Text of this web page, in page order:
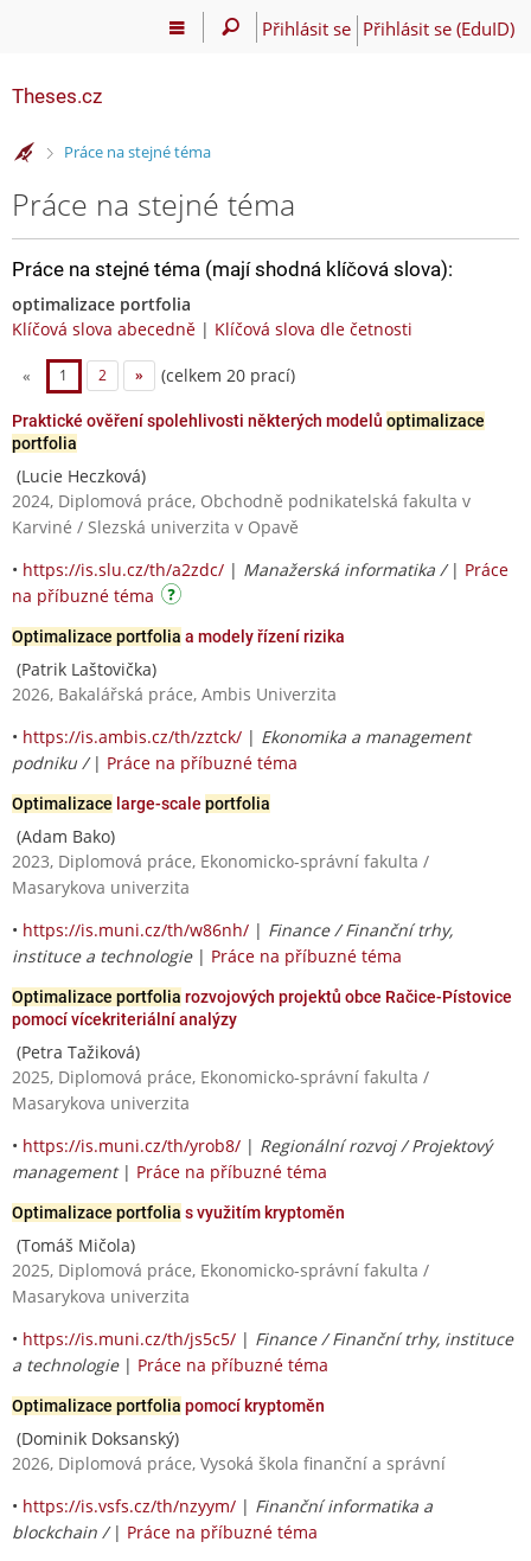
Přihlásit se Přihlásit se (EduID)
Theses.cz
>Práce na stejné téma
Práce na stejné téma
Práce na stejné téma (mají shodná klíčová slova):
optimalizace portfolia
Klíčová slova abecedně | Klíčová slova dle četnosti
« 1 2 » (celkem 20 prací)
Praktické ověření spolehlivosti některých modelů optimalizace
portfolia
(Lucie Heczková)
2024, Diplomová práce, Obchodně podnikatelská fakulta v
Karviné / Slezská univerzita v Opavě
• https://is.slu.cz/th/a2zdc/ | Manažerská informatika / | Práce
na příbuzné téma
Optimalizace portfolia a modely řízení rizika
(Patrik Laštovička)
2026, Bakalářská práce, Ambis Univerzita
• https://is.ambis.cz/th/zztck/ | Ekonomika a management
podniku / | Práce na příbuzné téma
Optimalizace large-scale portfolia
(Adam Bako)
2023, Diplomová práce, Ekonomicko-správní fakulta /
Masarykova univerzita
• https://is.muni.cz/th/w86nh/ | Finance / Finanční trhy,
instituce a technologie| Práce na příbuzné téma
Optimalizace portfolia rozvojových projektů obce Račice-Pístovice
pomocí vícekriteriální analýzy
(Petra Tažiková)
2025, Diplomová práce, Ekonomicko-správní fakulta /
Masarykova univerzita
• https://is.muni.cz/th/yrob8/ | Regionální rozvoj / Projektový
management| Práce na příbuzné téma
Optimalizace portfolia s využitím kryptoměn
(Tomáš Mičola)
2025, Diplomová práce, Ekonomicko-správní fakulta /
Masarykova univerzita
• https://is.muni.cz/th/js5c5/ | Finance / Finanční trhy, instituce
a technologie| Práce na příbuzné téma
Optimalizace portfolia pomocí kryptoměn
(Dominik Doksanský)
2026, Diplomová práce, Vysoká škola finanční a správní
• https://is.vsfs.cz/th/nzyym/ | Finanční informatika a
blockchain / | Práce na příbuzné téma